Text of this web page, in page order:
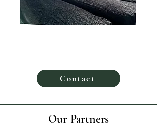
Contact
Our Partners